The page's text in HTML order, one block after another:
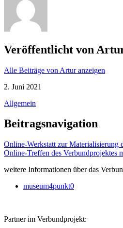
Veröffentlicht von
Alle Beiträge von Artur anzeigen
2. Juni 2021
Allgemein
Beitragsnavigation
Online-Werkstatt zur Materialisierung
Online-Treffen des Verbundprojektes
weitere Informationen über das
museum4punkt0
Partner im Verbundprojekt: